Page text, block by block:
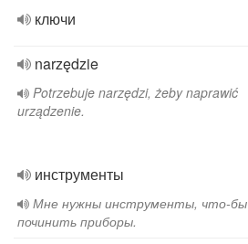
ключи
narzędzie
Potrzebuje narzędzi, żeby naprawić
urządzenie.
инструменты
Мне нужны инструменты, что-бы
починить приборы.